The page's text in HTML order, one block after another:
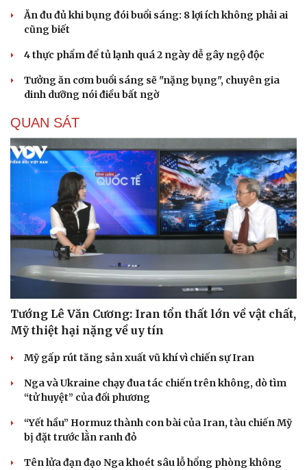
Văn hóa
Sân khấu - Điện ảnh
Văn học
Di sản
Nghệ sĩ
Thời trang
Sao Việt
Ăn đu đủ khi bụng đói buổi sáng: 8 lợi ích không phải ai
cũng biết
4 thực phẩm để tủ lạnh quá 2 ngày dễ gây ngộ độc
Tưởng ăn cơm buổi sáng sẽ "nặng bụng", chuyên gia
dinh dưỡng nói điều bất ngờ
QUAN SÁT
Tướng Lê Văn Cương: Iran tổn thất lớn về vật chất,
Mỹ thiệt hại nặng về uy tín
Mỹ gấp rút tăng sản xuất vũ khí vì chiến sự Iran
Nga và Ukraine chạy đua tác chiến trên không, dò tìm
“tử huyệt” của đối phương
“Yết hầu” Hormuz thành con bài của Iran, tàu chiến Mỹ
bị đặt trước lằn ranh đỏ
Tên lửa đạn đạo Nga khoét sâu lỗ hổng phòng không